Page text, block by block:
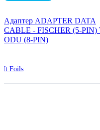
Адаптер ADAPTER DATA
CABLE - FISCHER (5-PIN)
ODU (8-PIN)
Foils